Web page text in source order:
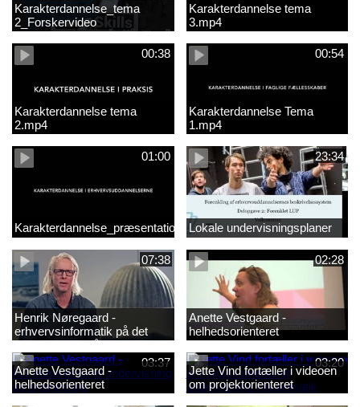
Karakterdannelse_tema
2_Forskervideo
Karakterdannelse tema
3.mp4
00:38
Karakterdannelse tema
2.mp4
00:54
Karakterdannelse Tema
1.mp4
01:00
Karakterdannelse_præsentation.mp4
23:34
Lokale undervisningsplaner
07:38
Henrik Nøregaard -
erhvervsinformatik på det
markantile område
02:28
Anette Vestgaard -
helhedsorienteret
undervisning og engineering1
03:37
Anette Vestgaard -
helhedsorienteret
undervisning og engineering
03:20
Jette Vind fortæller i videoen
om projektorienteret
undervisning i matematik